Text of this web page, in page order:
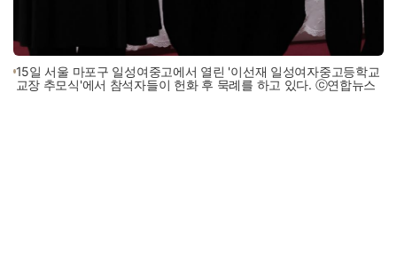
15일 서울 마포구 일성여중고에서 열린 '이선재 일성여자중고등학교
교장 추모식'에서 참석자들이 헌화 후 묵례를 하고 있다. ⓒ연합뉴스